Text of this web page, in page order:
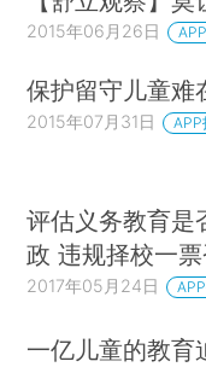
2015年06月26日
保护留守儿童难
2015年07月31日 APP
评估义务教育是
政 违规择校一
2017年05月24日
一亿儿童的教育